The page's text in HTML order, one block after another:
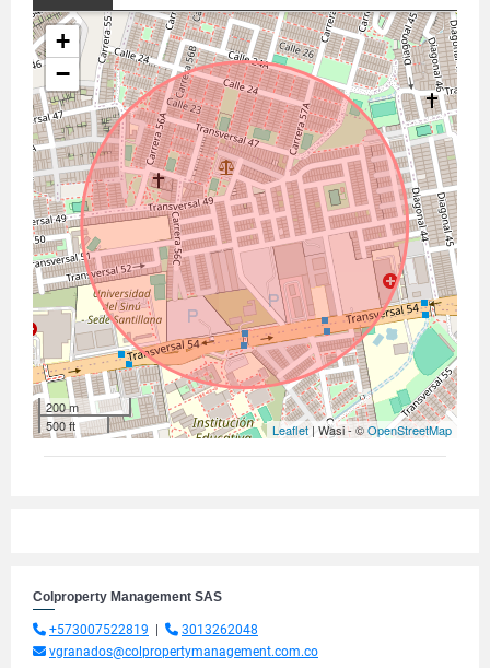
+
−
200 m
500 ft
Leaflet | Wasi - ©OpenStreetMap
Colproperty Management SAS
+573007522819
3013262048
vgranados@colpropertymanagement.com.co